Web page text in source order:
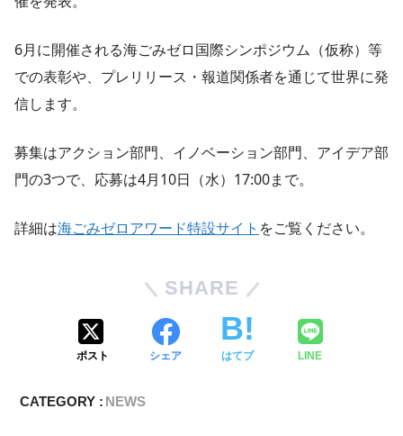
6月に開催される海ごみゼロ国際シンポジウム（仮称）等
での表彰や、プレリリース・報道関係者を通じて世界に発
信します。
募集はアクション部門、イノベーション部門、アイデア部
門の3つで、応募は4月10日（水）17:00まで。
詳細は海ごみゼロアワード特設サイト をご覧ください。
SHARE
ポスト シェア はてブ LINE
CATEGORY : NEWS